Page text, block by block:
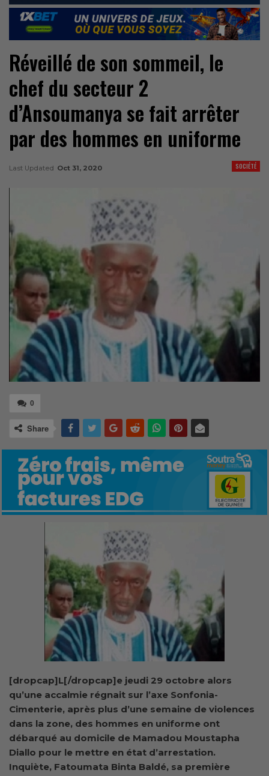
Réveillé de son sommeil, le
chef du secteur 2
d’Ansoumanya se fait arrêter
par des hommes en uniforme
SOCIÉTÉ
Last Updated Oct 31, 2020
0
Share
[dropcap]L[/dropcap]e jeudi 29 octobre alors
qu’une accalmie régnait sur l’axe Sonfonia-
Cimenterie, après plus d’une semaine de violences
dans la zone, des hommes en uniforme ont
débarqué au domicile de Mamadou Moustapha
Diallo pour le mettre en état d’arrestation.
Inquiète, Fatoumata Binta Baldé, sa première